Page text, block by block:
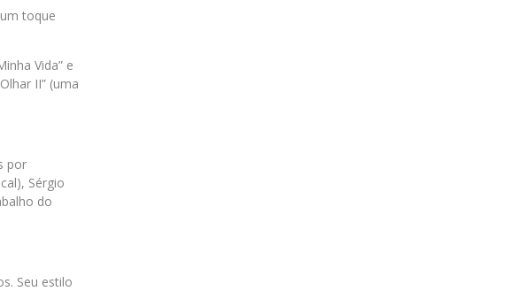
toque
Vida” e
II” (uma
por
Sérgio
do
Seu estilo